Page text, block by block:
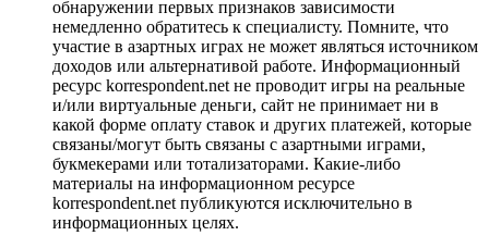
обнаружении первых признаков зависимости
немедленно обратитесь к специалисту. Помните, что
участие в азартных играх не может являться источником
доходов или альтернативой работе. Информационный
ресурс korrespondent.net не проводит игры на реальные
и/или виртуальные деньги, сайт не принимает ни в
какой форме оплату ставок и других платежей, которые
связаны/могут быть связаны с азартными играми,
букмекерами или тотализаторами. Какие-либо
материалы на информационном ресурсе
korrespondent.net публикуются исключительно в
информационных целях.